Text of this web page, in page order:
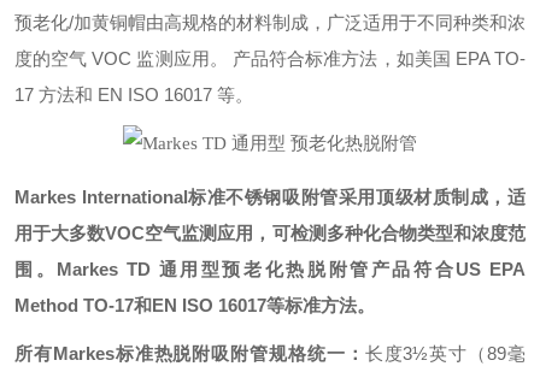
预老化/加黄铜帽由高规格的材料制成，广泛适用于不同种类和浓
度的空气 VOC 监测应用。 产品符合标准方法，如美国 EPA TO-
17 方法和 EN ISO 16017 等。
Markes International标准不锈钢吸附管采用顶级材质制成，适
用于大多数VOC空气监测应用，可检测多种化合物类型和浓度范
围。Markes TD 通用型预老化热脱附管产品符合US EPA
Method TO-17和EN ISO 16017等标准方法。
所有Markes标准热脱附吸附管规格统一： 长度3½英寸（89毫